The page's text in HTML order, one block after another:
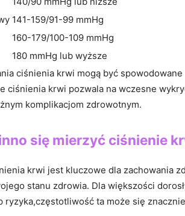
141-159/91-99 mmHg
160-179/100-109 mmHg
180 mmHg lub wyższe
ciśnienia krwi mogą być
ciśnienia krwi pozwala na wczesne
⁢komplikacjom zdrowotnym.
się mierzyć ciśnienie
krwi jest kluczowe dla zachowania
stanu zdrowia. Dla większości
ryzyka,częstotliwość ta⁢ może się⁤